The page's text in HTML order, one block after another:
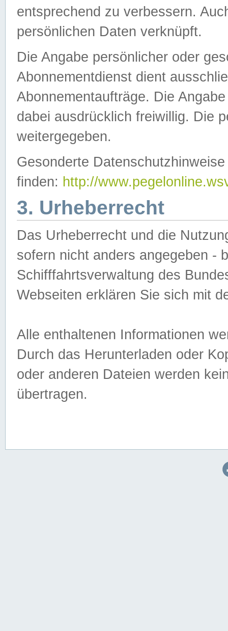
entsprechend zu verbessern.
persönlichen Daten verknüpft.
Die Angabe persönlicher oder
Abonnementdienst dient
Abonnementaufträge. Die
dabei ausdrücklich freiwillig. Die
weitergegeben.
Gesonderte
finden: http://
3. Urheberrecht
Das Urheberrecht und die
sofern nicht anders angegeben -
Schifffahrtsverwaltung des
Webseiten erklären Sie sich mit
Alle enthaltenen Informationen
Durch das Herunterladen oder
oder anderen Dateien werden
übertragen.